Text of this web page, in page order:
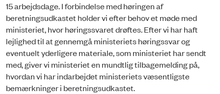
15 arbejdsdage. I forbindelse med høringen af
beretningsudkastet holder vi efter behov et møde med
ministeriet, hvor høringssvaret drøftes. Efter vi har haft
lejlighed til at gennemgå ministeriets høringssvar og
eventuelt yderligere materiale, som ministeriet har sendt
med, giver vi ministeriet en mundtlig tilbagemelding på,
hvordan vi har indarbejdet ministeriets væsentligste
bemærkninger i beretningsudkastet.